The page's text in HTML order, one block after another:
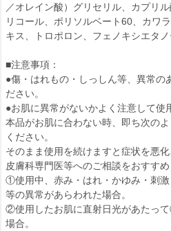
／オレイン酸）グリセリル、カプリ
リコール、ポリソルベート60、カワ
キス、トロポロン、フェノキシエタ
■注意事項：
●傷・はれもの・しっしん等、異常の
ださい。
●お肌に異常がないかよく注意して使
本品がお肌に合わない時、即ち次の
ください。
そのまま使用を続けますと症状を悪
皮膚科専門医等へのご相談をおすすめ
①使用中、赤み・はれ・かゆみ・刺
等の異常があらわれた場合。
②使用したお肌に直射日光があたっ
場合。